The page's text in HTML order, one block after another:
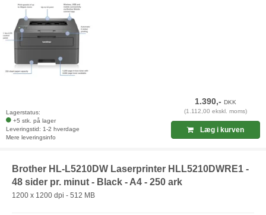
Lagerstatus:
+5 stk. på lager
Leveringstid: 1-2 hverdage
Mere leveringsinfo
1.390,-DKK
(1.112,00 ekskl. moms)
Læg i kurven
Brother HL-L5210DW Laserprinter HLL5210DWRE1 -
48 sider pr. minut - Black - A4 - 250 ark
1200 x 1200 dpi - 512 MB